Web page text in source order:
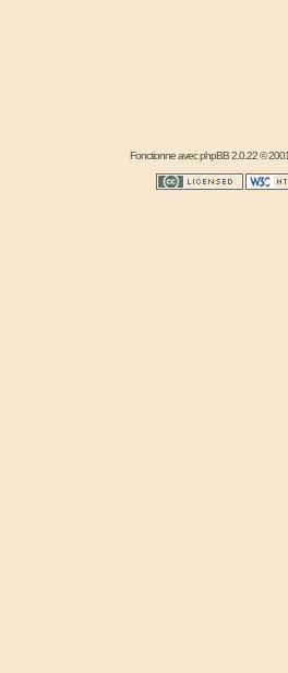
Fonctionne avecphpBB2.0.22 ©